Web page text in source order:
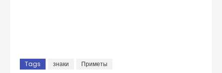
Tags знаки Приметы